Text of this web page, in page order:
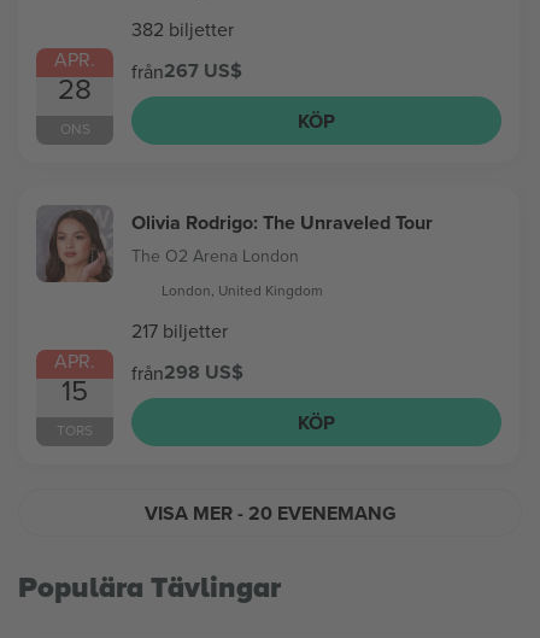
APR.
28
ONS
382 biljetter
från267 US$
KÖP
APR.
15
TORS
Olivia Rodrigo: The Unraveled Tour
The O2 Arena London
London, United Kingdom
217 biljetter
från298 US$
KÖP
VISA MER- 20 EVENEMANG
Populära Tävlingar